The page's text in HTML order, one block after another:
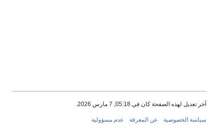
آخر تعديل لهذه الصفحة كان في 05:18, 7 مارس 2026.
سياسة الخصوصية عن المعرفة عدم مسؤولية